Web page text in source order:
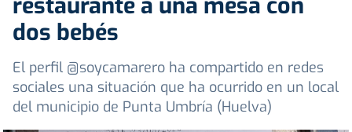
dos bebés
El perfil @soycamarero ha compartido en redes
sociales una situación que ha ocurrido en un local
del municipio de Punta Umbría (Huelva)